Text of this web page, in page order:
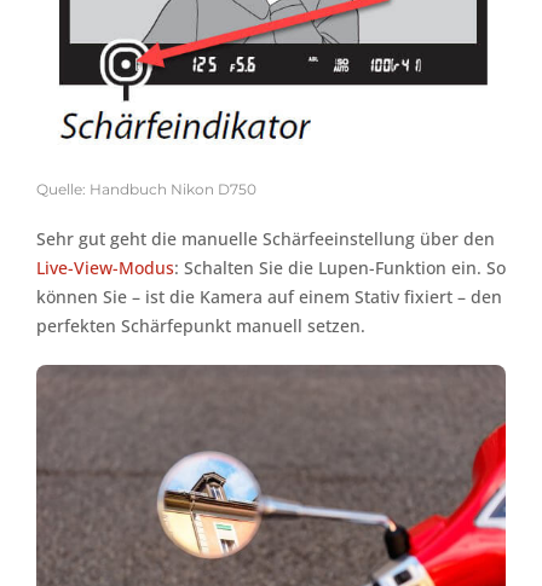
Quelle: Handbuch Nikon D750
Sehr gut geht die manuelle Schärfeeinstellung über den
Live-View-Modus: Schalten Sie die Lupen-Funktion ein. So
können Sie – ist die Kamera auf einem Stativ fixiert – den
perfekten Schärfepunkt manuell setzen.